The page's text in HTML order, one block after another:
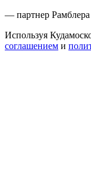
— партнер Рамблера
Используя
соглашением и